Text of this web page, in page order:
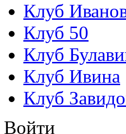
Клуб
Клуб 50
Клуб
Клуб Ивина
Клуб
Войти